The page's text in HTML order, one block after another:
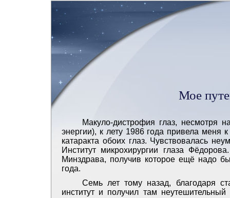
Мое
Макуло-дистрофия глаз, несмотря
энергии), к лету 1986 года привела меня
катаракта обоих глаз. Чувствовалась
Институт микрохирургии глаза
Минздрава, получив которое ещё надо
года.
Семь лет тому назад, благодаря
институт и получил там